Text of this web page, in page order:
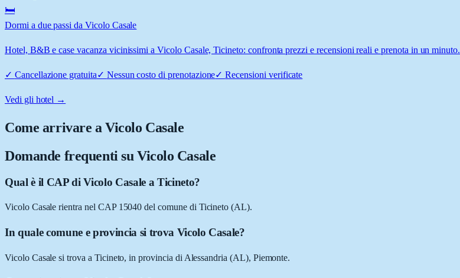
🛏️
Dormi a due passi da Vicolo Casale
Hotel, B&B e case vacanza vicinissimi a Vicolo Casale, Ticineto: confronta prezzi e recensioni reali e prenota in un minuto.
✓ Cancellazione gratuita✓ Nessun costo di prenotazione✓Recensioni verificate
Vedi gli hotel →
Come arrivare aVicolo Casale
Domande frequenti su Vicolo Casale
Qual è il CAP di Vicolo Casale a Ticineto?
Vicolo Casale rientra nel CAP 15040 del comune di Ticineto (AL).
In quale comune e provincia si trova Vicolo Casale?
Vicolo Casale si trova a Ticineto, in provincia di Alessandria (AL), Piemonte.